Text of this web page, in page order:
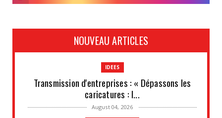
NOUVEAU ARTICLES
IDEES
Transmission d'entreprises : « Dépassons les
caricatures : l...
August 04, 2026